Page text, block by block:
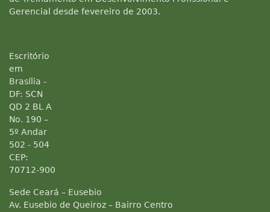
Gerencial desde fevereiro de 2003.
Escritório
em
Brasília -
DF: SCN
QD 2 BL A
No. 190 –
5º Andar
502 - 504
CEP:
70712-900
Sede Ceará – Eusebio
Av. Eusebio de Queiroz – Bairro Centro